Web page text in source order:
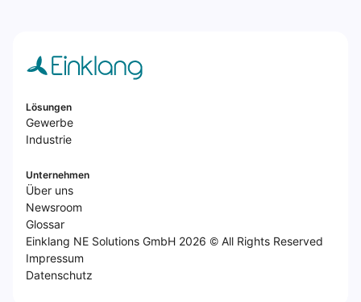
Lösungen
Gewerbe
Industrie
Unternehmen
Über uns
Newsroom
Glossar
Einklang NE Solutions GmbH 2026 © All Rights Reserved
Impressum
Datenschutz